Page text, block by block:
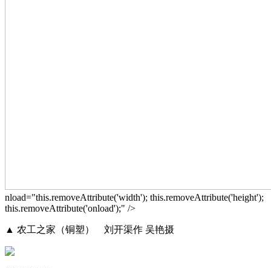
nload="this.removeAttribute('width'); this.removeAttribute('height');
this.removeAttribute('onload');" />
▲ 农工之家（铜塑） 刘开渠作 吴艳摄